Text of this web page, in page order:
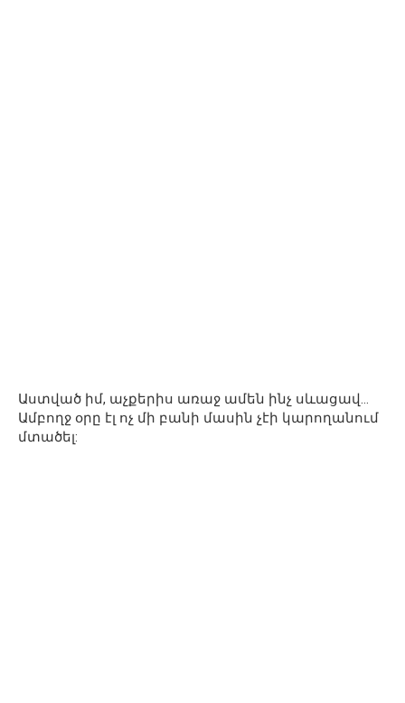
Աստված իմ, աչքերիս առաջ ամեն ինչ սևացավ…
Ամբողջ օրը էլ ոչ մի բանի մասին չէի կարողանում
մտածել: